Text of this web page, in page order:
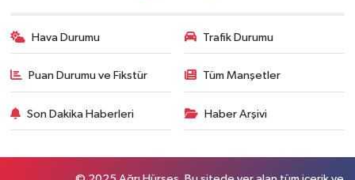
Hava Durumu Trafik Durumu
Puan Durumu ve Fikstür Tüm Manşetler
Son Dakika Haberleri Haber Arşivi